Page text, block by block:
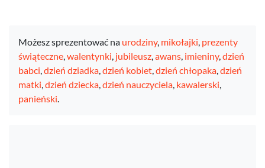
Możesz sprezentować na urodziny, mikołajki prezenty
świąteczne walentynki jubileusz awans imieniny, dzień
babci dzień dziadka dzień kobiet dzień chłopaka dzień
matki dzień dziecka dzień nauczyciela kawalerski
panieński